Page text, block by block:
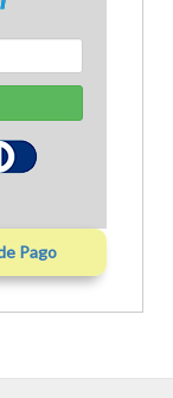
Pago